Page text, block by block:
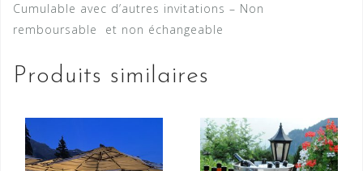
Cumulable avec d’autres invitations – Non
remboursable et non échangeable
Produits similaires